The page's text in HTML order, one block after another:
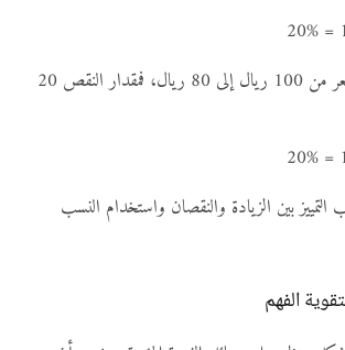
أما إذا انخفض السعر من 100 ريال إلى 80 ريال، فمقدار النقص 20
بين الزيادة والنقصان واستخدام النسب
الفهم